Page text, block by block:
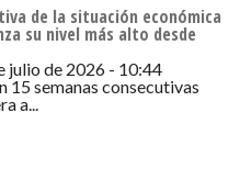
con 0% (-1pto). El 9% no
(+1pto) cree que Kast
29% (+1pto) piensa
de la situación económica
su nivel más alto desde
julio de 2026 - 10:44
15 semanas consecutivas
a...